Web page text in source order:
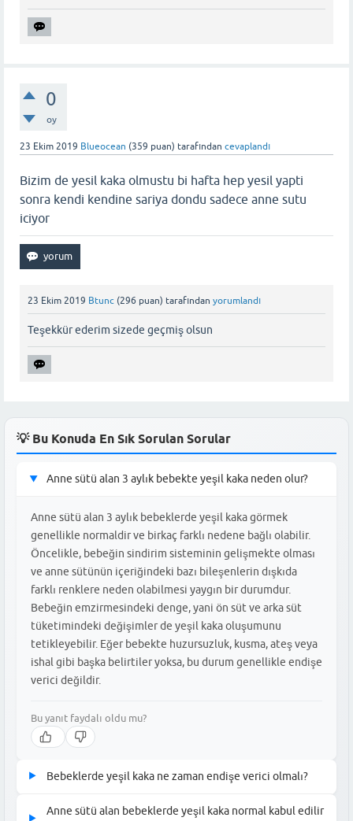
0
oy
23 Ekim 2019 Blueocean (359 puan) tarafından cevaplandı
Bizim de yesil kaka olmustu bi hafta hep yesil yapti
sonra kendi kendine sariya dondu sadece anne sutu
iciyor
23 Ekim 2019 Btunc (296 puan) tarafından yorumlandı
Teşekkür ederim sizede geçmiş olsun
💡 Bu Konuda En Sık Sorulan Sorular
▶ Anne sütü alan 3 aylık bebekte yeşil kaka neden olur?
Anne sütü alan 3 aylık bebeklerde yeşil kaka görmek
genellikle normaldir ve birkaç farklı nedene bağlı olabilir.
Öncelikle, bebeğin sindirim sisteminin gelişmekte olması
ve anne sütünün içeriğindeki bazı bileşenlerin dışkıda
farklı renklere neden olabilmesi yaygın bir durumdur.
Bebeğin emzirmesindeki denge, yani ön süt ve arka süt
tüketimindeki değişimler de yeşil kaka oluşumunu
tetikleyebilir. Eğer bebekte huzursuzluk, kusma, ateş veya
ishal gibi başka belirtiler yoksa, bu durum genellikle endişe
verici değildir.
Bu yanıt faydalı oldu mu?
▶ Bebeklerde yeşil kaka ne zaman endişe verici olmalı?
▶
Anne sütü alan bebeklerde yeşil kaka normal kabul edilir